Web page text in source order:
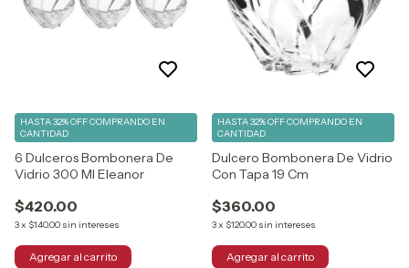
6 Dulceros Bombonera De
Vidrio 300 Ml Eleanor
$420.00
3x $140.00 sin intereses
HASTA 32% OFFCOMPRANDO EN
CANTIDAD
Dulcero Bombonera De Vidrio
Con Tapa 19 Cm
$360.00
3x $120.00 sin intereses
HASTA 32% OFFCOMPRANDO EN
CANTIDAD